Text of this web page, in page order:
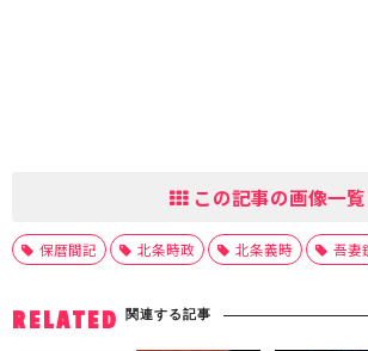
この記事の画像一覧
保暦間記 北条時政 北条義時 吾妻
RELATED 関連する記事